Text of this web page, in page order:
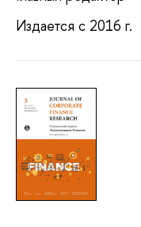
Издается с 2016 г.